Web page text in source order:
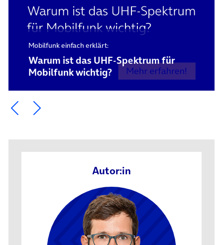
Mobilfunk einfach erklärt:
Warum ist das UHF-Spektrum für
Mobilfunk wichtig?
Ein Element zurück blättern
Ein Element weiter blättern
Autor:in